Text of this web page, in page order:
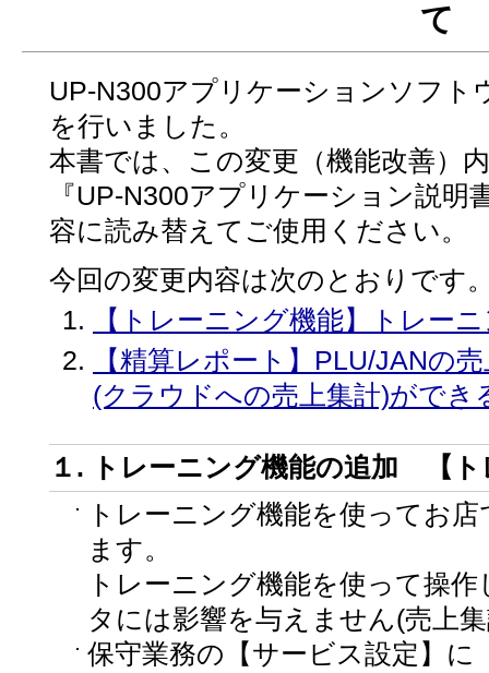
て
UP-N300アプリケーションソフト
を行いました。
本書では、この変更（機能改善）
『UP-N300アプリケーション説明
容に読み替えてご使用ください。
今回の変更内容は次のとおりです
【トレーニング機能】トレー
【精算レポート】PLU/JANの
(クラウドへの売上集計)ができ
１. トレーニング機能の追加 【ト
トレーニング機能を使ってお
ます。
トレーニング機能を使って操
タには影響を与えません(売上
保守業務の【サービス設定】